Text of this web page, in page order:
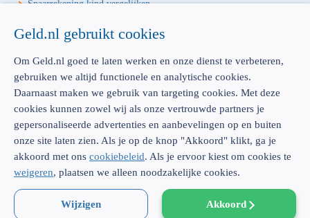
Spaarrekening kind vergelijken
Écht onafhankelijk vergelijken
Geld.nl is de écht onafhankelijke vergelijker voor je verzekeringen en
bankproducten. Vergelijk, kies het beste product voor jou en betaal
geen euro te veel!
AFM: 12039914 300.014480
Emmasingel 23 | 5611 AZ Eindhoven | Dienstverlening & disclaimer| Privacy|
Cookies| Sitemap|
WFT-vergunning: 12039914 |
Geld.nl gebruikt cookies
Om Geld.nl goed te laten werken en onze dienst te verbeteren,
gebruiken we altijd functionele en analytische cookies.
Daarnaast maken we gebruik van targeting cookies. Met deze
cookies kunnen zowel wij als onze vertrouwde partners je
gepersonaliseerde advertenties en aanbevelingen op en buiten
onze site laten zien. Als je op de knop "Akkoord" klikt, ga je
akkoord met ons cookiebeleid. Als je ervoor kiest om cookies te
weigeren, plaatsen we alleen noodzakelijke cookies.
Wijzigen Akkoord